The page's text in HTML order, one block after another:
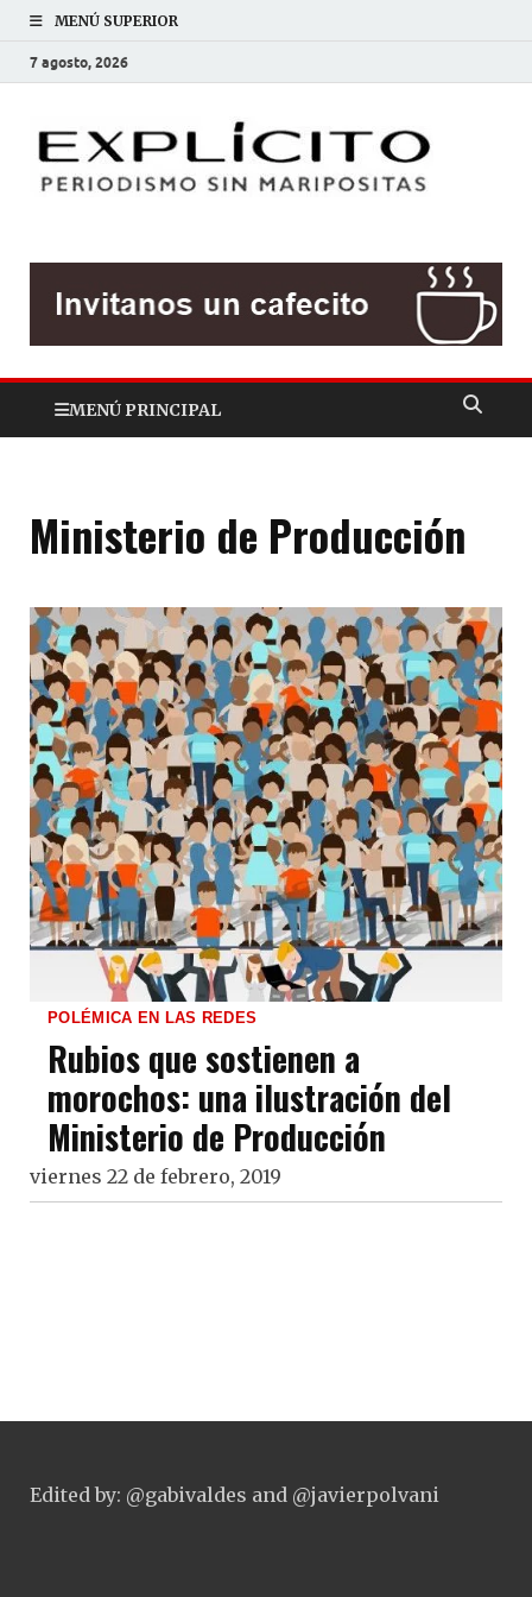
MENÚ SUPERIOR
7 agosto, 2026
MENÚ PRINCIPAL
Ministerio de Producción
POLÉMICA EN LAS REDES
Rubios que sostienen a
morochos: una ilustración del
Ministerio de Producción
viernes 22 de febrero, 2019
Edited by: @gabivaldes and @javierpolvani